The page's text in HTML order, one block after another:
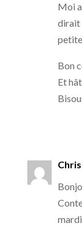
Moi
dirait
Bon
Et